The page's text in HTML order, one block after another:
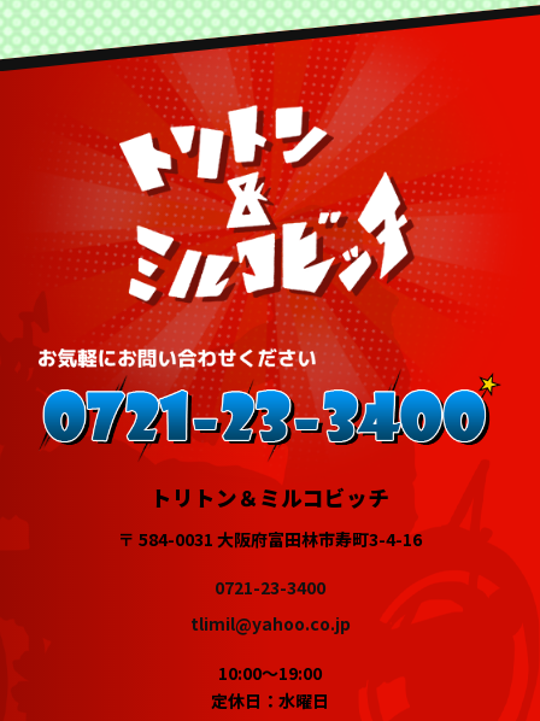
トリトン＆ミルコビッチ
〒 584-0031 大阪府富田林市寿町3-4-16
0721-23-3400
tlimil@yahoo.co.jp
10:00～19:00
定休日：水曜日